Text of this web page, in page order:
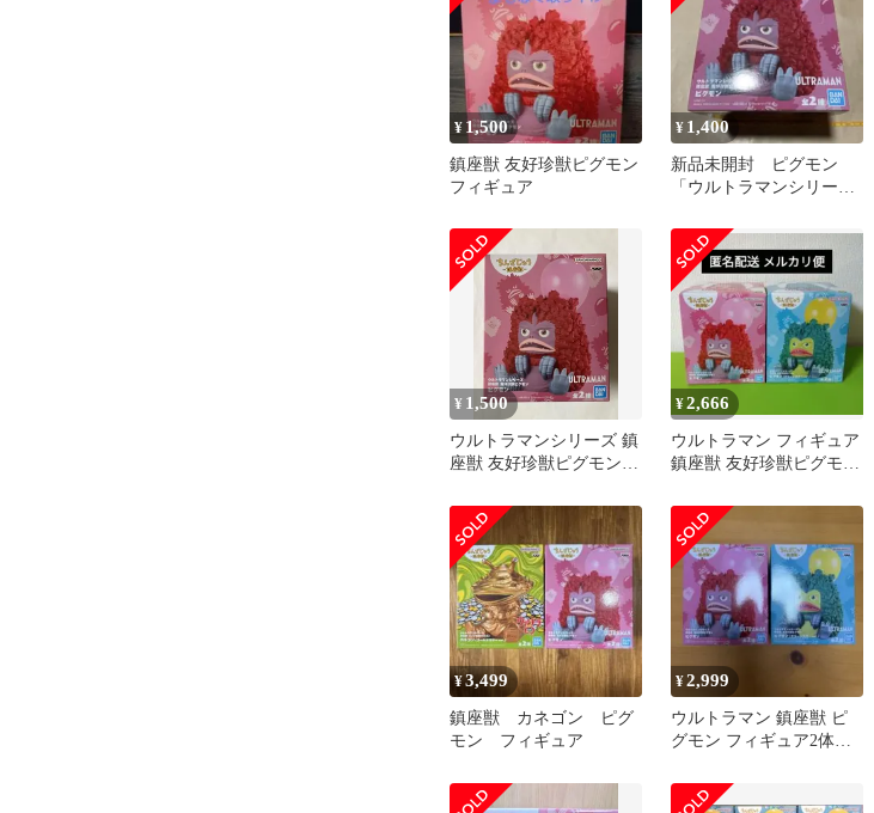
¥ 1,500
鎮座獣 友好珍獣ピグモン
フィギュア
¥ 1,400
新品未開封 ピグモン
「ウルトラマンシリー
グモン
¥ 1,500
ウルトラマンシリーズ 鎮
座獣 友好珍獣ピグモン
¥2,666
ウルトラマン フィギュア
鎮座獣 友好珍獣ピグモン
¥3,499
鎮座獣 カネゴン ピグ
モン フィギュア
¥2,999
ウルトラマン 鎮座獣 ピ
グモン フィギュア2体セ